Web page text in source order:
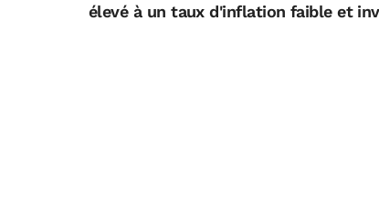
élevé à un taux d'inflation faible et